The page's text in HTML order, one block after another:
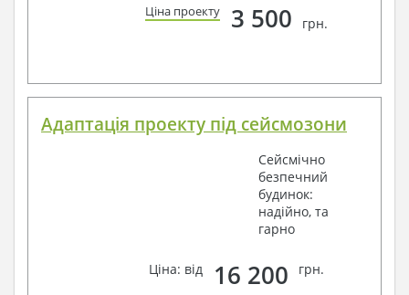
Ціна проекту 3 500 грн.
Адаптація проекту під сейсмозони
Сейсмічно
безпечний
будинок:
надійно, та
гарно
Ціна: від 16 200 грн.